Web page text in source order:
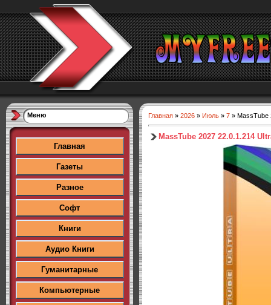
Меню
Главная
Газеты
Разное
Софт
Книги
Аудио Книги
Гуманитарные
Компьютерные
Главная » 2026 » Июль » 7 » MassTube
MassTube 2027 22.0.1.214